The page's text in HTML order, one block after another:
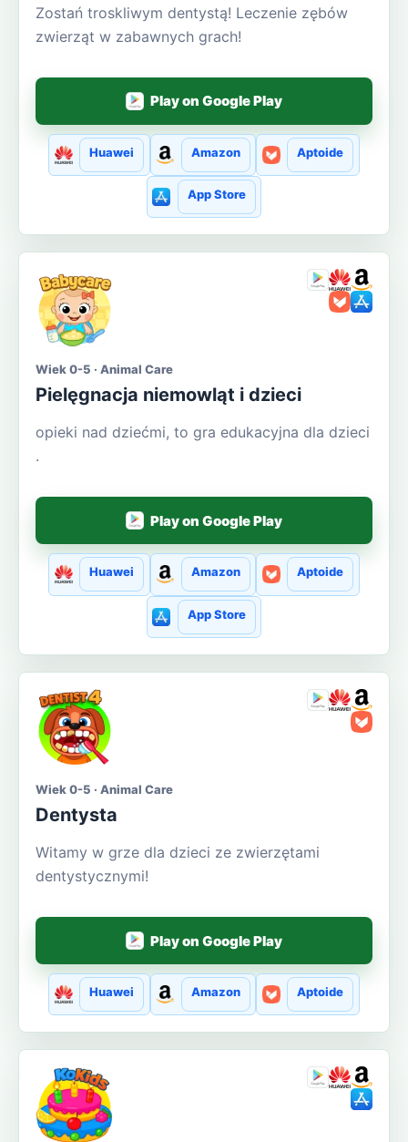
Zostań troskliwym dentystą! Leczenie zębów
zwierząt w zabawnych grach!
Play on Google Play
Huawei Amazon Aptoide
App Store
Wiek 0-5 · Animal Care
Pielęgnacja niemowląt i dzieci
opieki nad dziećmi, to gra edukacyjna dla dzieci
.
Play on Google Play
Huawei Amazon Aptoide
App Store
Wiek 0-5 · Animal Care
Dentysta
Witamy w grze dla dzieci ze zwierzętami
dentystycznymi!
Play on Google Play
Huawei Amazon Aptoide